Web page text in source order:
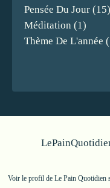
Pensée Du Jour (15)
Méditation (1)
Thème De L'année
Voir le profil de Le Pain Quotidien